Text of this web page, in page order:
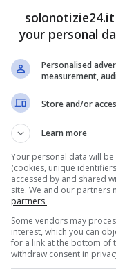
questo giorno
è spenta nella
il figlio oggi Re
che proprio
your personal
Personalised
measurement,
Store and/or
Learn more
Your personal data will
(cookies, unique
accessed by and shared
site. We and our partners
partners.
Some vendors may
interest, which you can
for a link at the bottom of
withdraw consent in